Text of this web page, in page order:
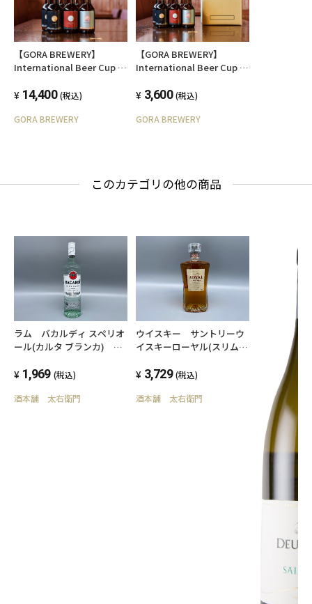
【GORA BREWERY】
International Beer Cup 金
ット14,400 (税込)
GORA BREWERY
【GORA BREWERY】
International Beer Cup 金
ット3,600 (税込)
GORA BREWERY
このカテゴリの他の商品
ラム バカルディ スペリオ
ール(カルタ ブランカ)
CARTA BLANCA ホワイト
1,969 (税込)
酒本舗 太右衛門
ウイスキー サントリーウ
イスキーローヤル(スリムボ
度 モルトウイスキー
3,729 (税込)
酒本舗 太右衛門